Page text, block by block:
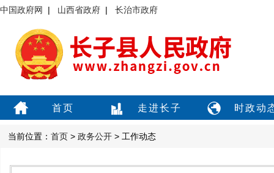
中国政府网 | 山西省政府 | 长治市政府
首页 走进长子 时政动
当前位置： 首页 > 政务公开 > 工作动态